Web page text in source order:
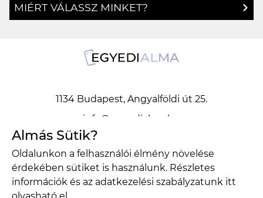
MIÉRT VÁLASSZ MINKET?
1134 Budapest, Angyalföldi út 25.
info@egyedialma.hu
1134 Budapest, Angyalföldi út 25.
info@egyedialma.hu
Almás Sütik?
Oldalunkon a felhasználói élmény növelése
érdekében sütiket is használunk. Részletes
információk és az adatkezelési szabályzatunk itt